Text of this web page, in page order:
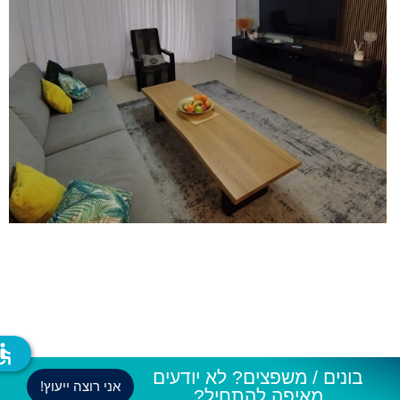
בונים / משפצים? לא יודעים
אני רוצה ייעוץ!